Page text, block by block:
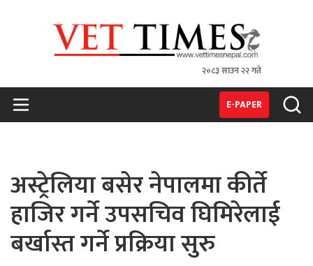
२०८३ साउन २२ गते
E-PAPER
अस्ट्रेलिया बसेर नेपालमा कीर्ते
हाजिर गर्ने उपसचिव घिमिरेलाई
बर्खास्त गर्ने प्रक्रिया सुरु